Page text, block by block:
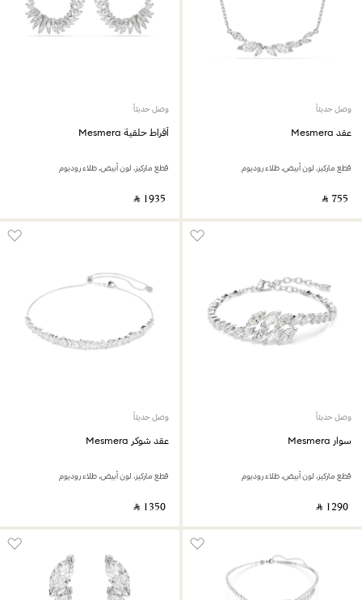
وصل حديثاً
عقد Mesmera
قطع ماركيز، لون أبيض، طلاء روديوم
‎ ⃁ ⁦755⁩ ‎
وصل حديثاً
أقراط حلقية Mesmera
قطع ماركيز، لون أبيض، طلاء روديوم
‎ ⃁ ⁦1935⁩ ‎
وصل حديثاً
سوار Mesmera
قطع ماركيز، لون أبيض، طلاء روديوم
‎ ⃁ ⁦1290⁩ ‎
وصل حديثاً
عقد شوكر Mesmera
قطع ماركيز، لون أبيض، طلاء روديوم
‎ ⃁ ⁦1350⁩ ‎